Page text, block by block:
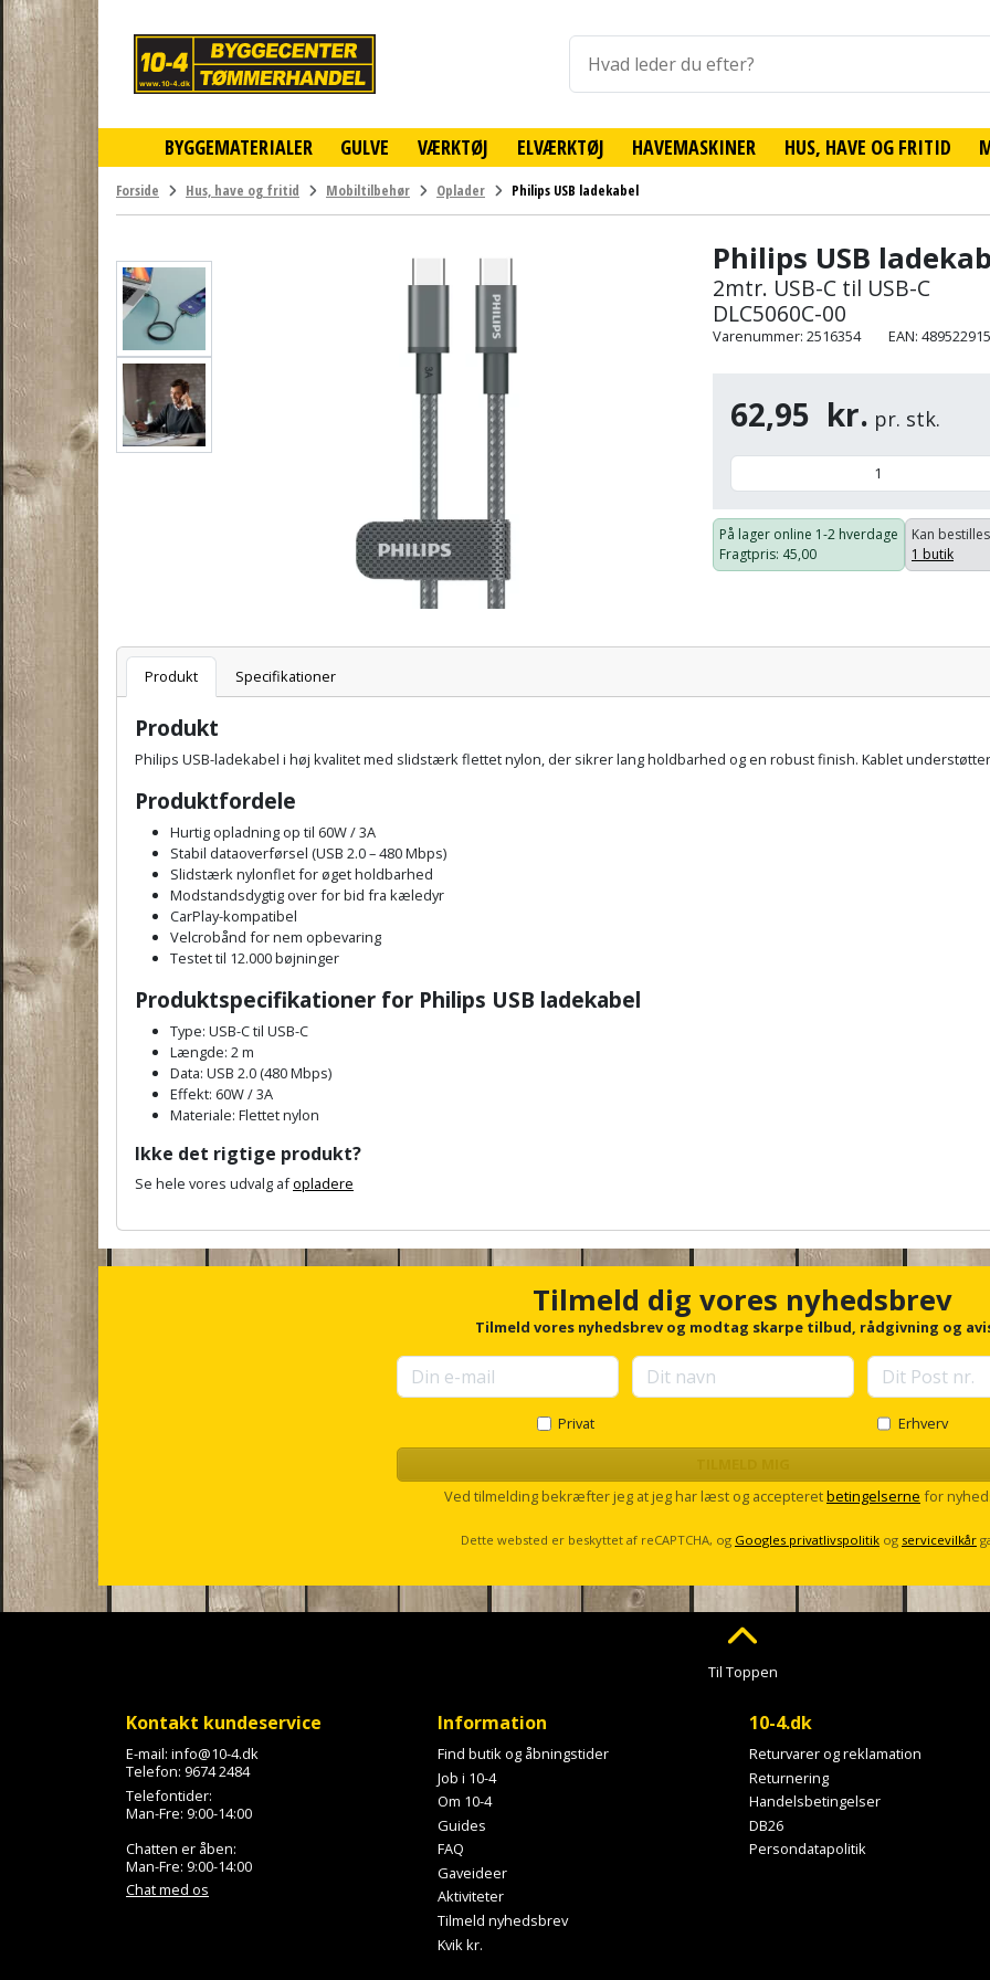
BYGGEMATERIALER GULVE VÆRKTØJ ELVÆRKTØJ HAVEMASKINER HUS, HAVE OG FRITID
online
byggemarked
og
tømmerhandel
-
Forside Hus, have og fritid Mobiltilbehør Oplader Philips USB ladekabel
Philips USB
2mtr. USB-C til USB-C
DLC5060C-00
Varenummer: 2516354 EAN:
62,95 kr. pr. stk.
På lager online 1-2 hverdage
Fragtpris: 45,00
Kan
1 butik
Varenummer
Pris:
Produkt
Specifikationer
Produkt
Philips USB-ladekabel i høj kvalitet med slidstærk flettet nylon, der sikrer lang holdbarhed og en robust finish. Kablet
Produktfordele
Hurtig opladning op til 60W / 3A
Stabil dataoverførsel (USB 2.0 – 480 Mbps)
Slidstærk nylonflet for øget holdbarhed
Modstandsdygtig over for bid fra kæledyr
CarPlay-kompatibel
Velcrobånd for nem opbevaring
Testet til 12.000 bøjninger
Produktspecifikationer for Philips USB ladekabel
Type: USB-C til USB-C
Længde: 2 m
Data: USB 2.0 (480 Mbps)
Effekt: 60W / 3A
Materiale: Flettet nylon
Ikke det rigtige produkt?
Se hele vores udvalg afopladere
c
Tilmeld dig vores nyhedsbrev
Tilmeld vores nyhedsbrev og modtag skarpe tilbud, rådgivning og
Privat Erhverv
Ved tilmelding bekræfter jeg at jeg har læst og accepteretbetingelserne for
Dette websted er beskyttet af reCAPTCHA, og Googles privatlivspolitik og servicevilkår
Til Toppen
Kontakt kundeservice
E-mail: info@10-4.dk
Telefon: 9674 2484
Telefontider:
Man-Fre: 9:00-14:00
Chatten er åben:
Man-Fre: 9:00-14:00
Chat med os
Information
Find butik og åbningstider
Job i 10-4
Om 10-4
Guides
FAQ
Gaveideer
Aktiviteter
Tilmeld nyhedsbrev
Kvik kr.
10-4.dk
Returvarer og reklamation
Returnering
Handelsbetingelser
DB26
Persondatapolitik